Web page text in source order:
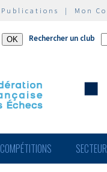
Publications | Mon
Rechercher un club
COMPÉTITIONS